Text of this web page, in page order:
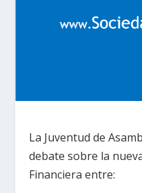
La Juventud de
debate sobre la
Financiera entre: